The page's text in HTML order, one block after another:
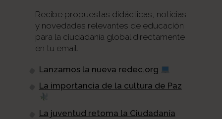
Recibe propuestas didácticas, noticias
y novedades relevantes de educación
para la ciudadanía global directamente
en tu email.
Lanzamos la nueva redec.org
La importancia de la cultura de Paz
La juventud retoma la Ciudadanía